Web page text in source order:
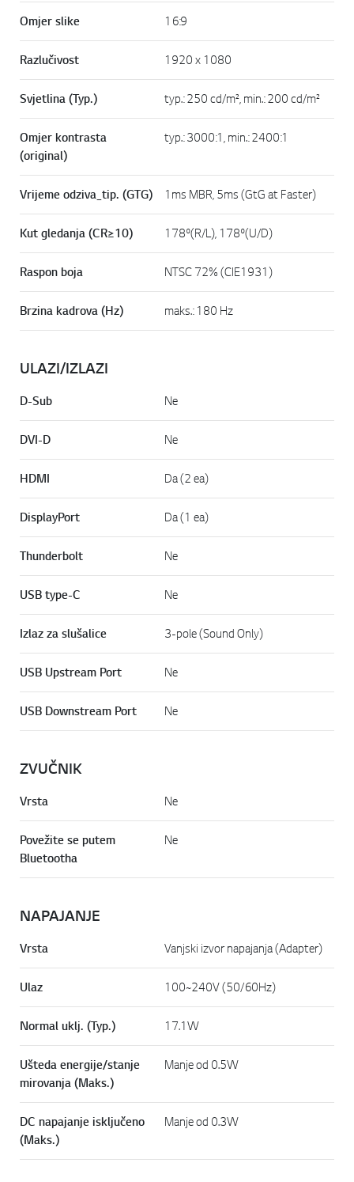
Omjer slike 16:9
Razlučivost 1920 x 1080
Svjetlina (Typ.) typ.: 250 cd/m², min.: 200 cd/m²
Omjer kontrasta
(original)
typ.: 3000:1, min.: 2400:1
Vrijeme odziva_tip. (GTG) 1ms MBR, 5ms (GtG at Faster)
Kut gledanja (CR≥10) 178º(R/L), 178º(U/D)
Raspon boja NTSC 72% (CIE1931)
Brzina kadrova (Hz) maks.: 180 Hz
ULAZI/IZLAZI
D-Sub Ne
DVI-D Ne
HDMI Da (2 ea)
DisplayPort Da (1 ea)
Thunderbolt Ne
USB type-C Ne
Izlaz za slušalice 3-pole (Sound Only)
USB Upstream Port Ne
USB Downstream Port Ne
ZVUČNIK
Vrsta Ne
Povežite se putem
Bluetootha
Ne
NAPAJANJE
Vrsta Vanjski izvor napajanja (Adapter)
Ulaz 100~240V (50/60Hz)
Normal uklj. (Typ.) 17.1W
Ušteda energije/stanje
mirovanja (Maks.)
Manje od 0.5W
DC napajanje isključeno
(Maks.)
Manje od 0.3W